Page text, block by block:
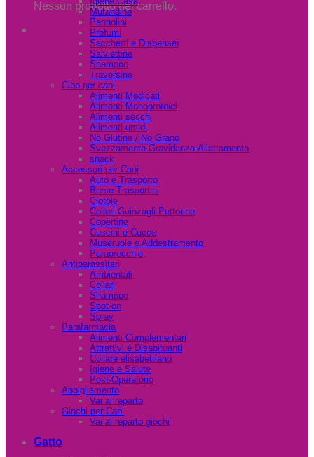
Nessun prodotto nel carrello.
Mutandine
Pannolini
Profumi
Sacchetti e Dispenser
Salviettine
Shampoo
Traversine
Cibo per cani
Alimenti Medicati
Alimenti Monoproteici
Alimenti secchi
Alimenti umidi
No Glutine / No Grano
Svezzamento-Gravidanza-Allattamento
snack
Accessori per Cani
Auto e Trasporto
Borse Trasportini
Ciotole
Collari-Guinzagli-Pettorine
Copertine
Cuscini e Cucce
Museruole e Addestramento
Paraorecchie
Antiparassitari
Ambientali
Collari
Shampoo
Spot-on
Spray
Parafarmacia
Alimenti Complementari
Attrattivi e Disabituanti
Collare elisabettiano
Igiene e Salute
Post-Operatorio
Abbigliamento
Vai al reparto
Giochi per Cani
Vai al reparto giochi
Gatto